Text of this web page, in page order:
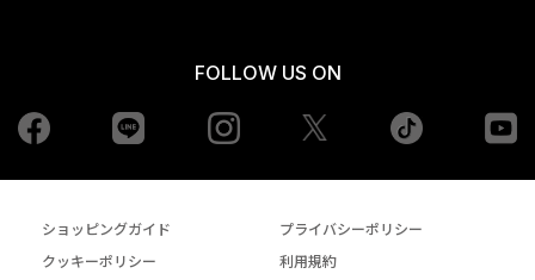
FOLLOW US ON
Facebook Instagram tiktok
ショッピングガイド
プライバシーポリシー
クッキーポリシー
利用規約